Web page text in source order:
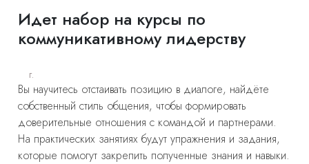
Идет набор на курсы по
коммуникативному лидерству
г.
Вы научитесь отстаивать позицию в диалоге, найдёте
собственный стиль общения, чтобы формировать
доверительные отношения с командой и партнерами.
На практических занятиях будут упражнения и задания,
которые помогут закрепить полученные знания и навыки.